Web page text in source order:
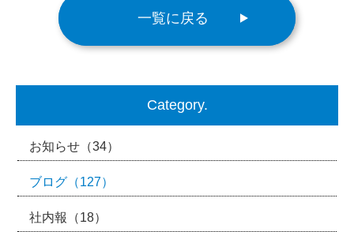
一覧に戻る
Category.
お知らせ （34）
ブログ （127）
社内報 （18）